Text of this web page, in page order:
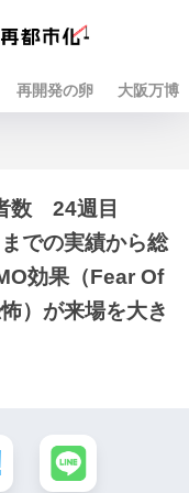
再開発の卵 大阪万博
数 24週目
での実績から総
効果（Fear Of
）が来場を大き